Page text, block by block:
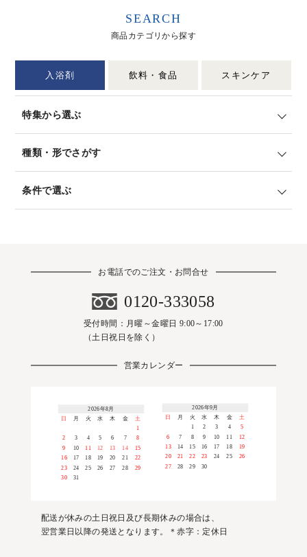
SEARCH
商品カテゴリから探す
入浴剤 飲料・食品 スキンケア
特集から選ぶ
種類・形でさがす
条件で選ぶ
お電話でのご注文・お問合せ
0120-333058
受付時間：月曜～金曜日 9:00～17:00
（土日祝日を除く）
営業カレンダー
2026年8月
日
月 火 水 木 金
土
1
2 3 4 5 6 7
8
9
10 11 12 13 14
15
16
17 18 19 20 21 22
23 24 25 26 27 28
29
30
31
2026年9月
日
月 火 水 木 金
土
1
2 3 4 5
6 7 8 9 10 11
12
13
14 15 16 17 18 19
20 21 22 23 24 25
26
27
28 29 30
配送が休みの土日祝日及び長期休みの場合は、
翌営業日以降の発送となります。＊赤字：定休日